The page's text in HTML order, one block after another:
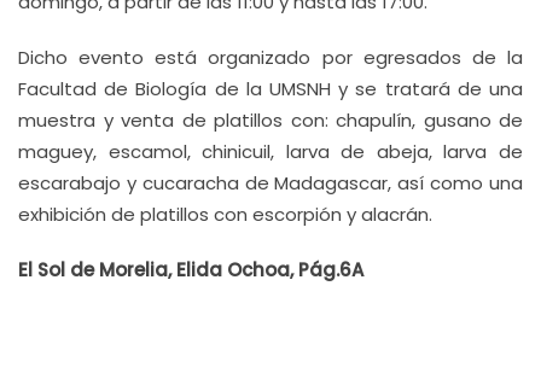
Dicho evento está organizado por egresados de la
Facultad de Biología de la UMSNH y se tratará de una
muestra y venta de platillos con: chapulín, gusano de
maguey, escamol, chinicuil, larva de abeja, larva de
escarabajo y cucaracha de Madagascar, así como una
exhibición de platillos con escorpión y alacrán.
El Sol de Morelia, Elida Ochoa, Pág.6A